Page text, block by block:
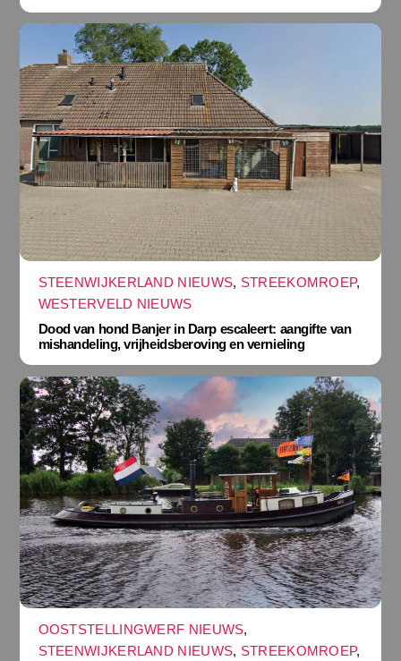
STEENWIJKERLAND NIEUWS, STREEKOMROEP,
WESTERVELD NIEUWS
Dood van hond Banjer in Darp escaleert: aangifte van
mishandeling, vrijheidsberoving en vernieling
OOSTSTELLINGWERF NIEUWS,
STEENWIJKERLAND NIEUWS, STREEKOMROEP,